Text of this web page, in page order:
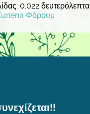
0.022 δευτερόλεπτα
Φόρουμ